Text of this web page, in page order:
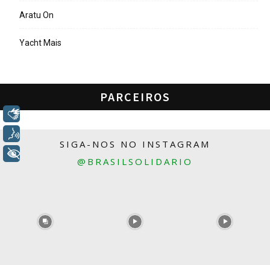
Aratu On
Yacht Mais
PARCEIROS
SIGA-NOS NO INSTAGRAM
@BRASILSOLIDARIO
Libras